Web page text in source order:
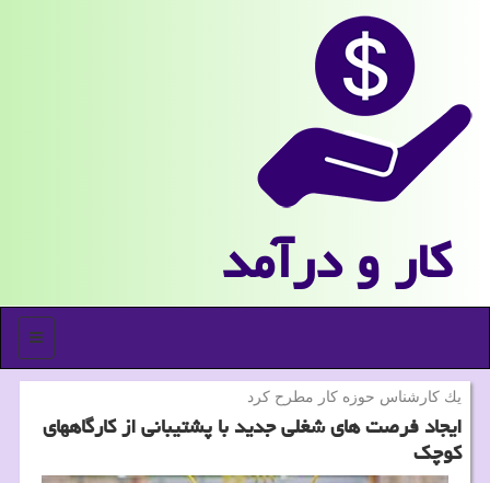
كار و درآمد
منو
یك كارشناس حوزه كار مطرح كرد
ایجاد فرصت های شغلی جدید با پشتیبانی از كارگاههای
كوچك